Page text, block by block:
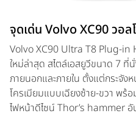
จุดเด่น Volvo XC90 วอล
Volvo XC90 Ultra T8 Plug-
ใหม่ล่าสุด สไตล์เอสยูวีขนาด 7 ที่
ภายนอกและภายใน ตั้งแต่กระจัง
โครเมียมแบบเฉียงซ้าย-ขวา พร้
ไฟหน้าดีไซน์ Thor’s hammer